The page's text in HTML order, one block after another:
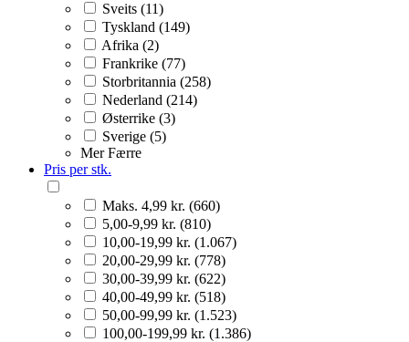
Sveits (11)
Tyskland (149)
Afrika (2)
Frankrike (77)
Storbritannia (258)
Nederland (214)
Østerrike (3)
Sverige (5)
Mer Færre
Pris per stk.
Maks. 4,99 kr. (660)
5,00-9,99 kr. (810)
10,00-19,99 kr. (1.067)
20,00-29,99 kr. (778)
30,00-39,99 kr. (622)
40,00-49,99 kr. (518)
50,00-99,99 kr. (1.523)
100,00-199,99 kr. (1.386)